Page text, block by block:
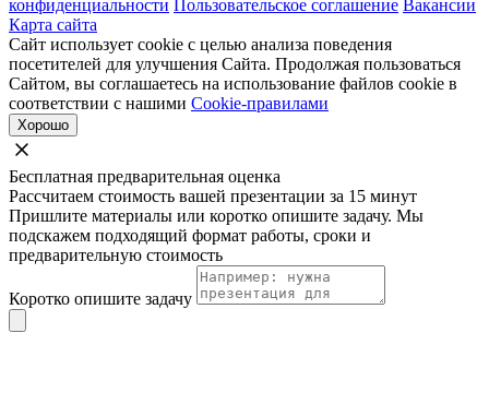
конфиденциальности Пользовательское соглашение Вакансии
Карта сайта
Сайт использует cookie с целью анализа поведения
посетителей для улучшения Сайта. Продолжая пользоваться
Сайтом, вы соглашаетесь на использование файлов cookie в
соответствии с нашими Cookie-правилами
Хорошо
Бесплатная предварительная оценка
Рассчитаем стоимость вашей презентации за 15 минут
Пришлите материалы или коротко опишите задачу. Мы
подскажем подходящий формат работы, сроки и
предварительную стоимость
Коротко опишите задачу